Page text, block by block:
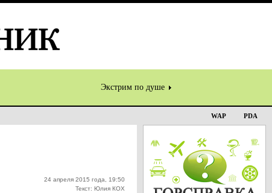
Экстрим по душе
WAP PDA
24 апреля 2015 года, 19:50
Текст: Юлия КОХ